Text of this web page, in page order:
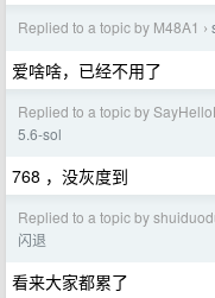
Replied to a topic by M48A1 ›
爱啥啥，已经不用了
Replied to a topic by
5.6-sol
768 ，没灰度到
Replied to a topic by
闪退
看来大家都累了